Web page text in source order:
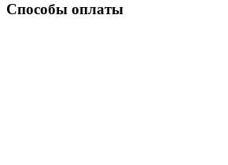
Способы оплаты